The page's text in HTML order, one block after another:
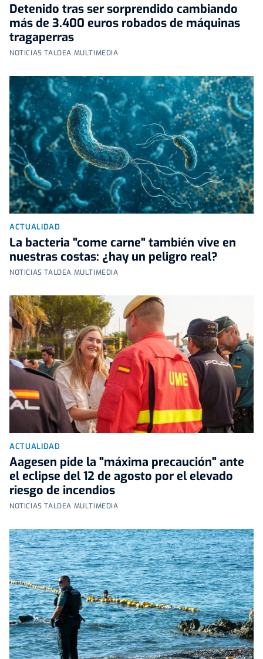
Detenido tras ser sorprendido cambiando
más de 3.400 euros robados de máquinas
tragaperras
NOTICIAS TALDEA MULTIMEDIA
ACTUALIDAD
La bacteria "come carne" también vive en
nuestras costas: ¿hay un peligro real?
NOTICIAS TALDEA MULTIMEDIA
ACTUALIDAD
Aagesen pide la "máxima precaución" ante
el eclipse del 12 de agosto por el elevado
riesgo de incendios
NOTICIAS TALDEA MULTIMEDIA